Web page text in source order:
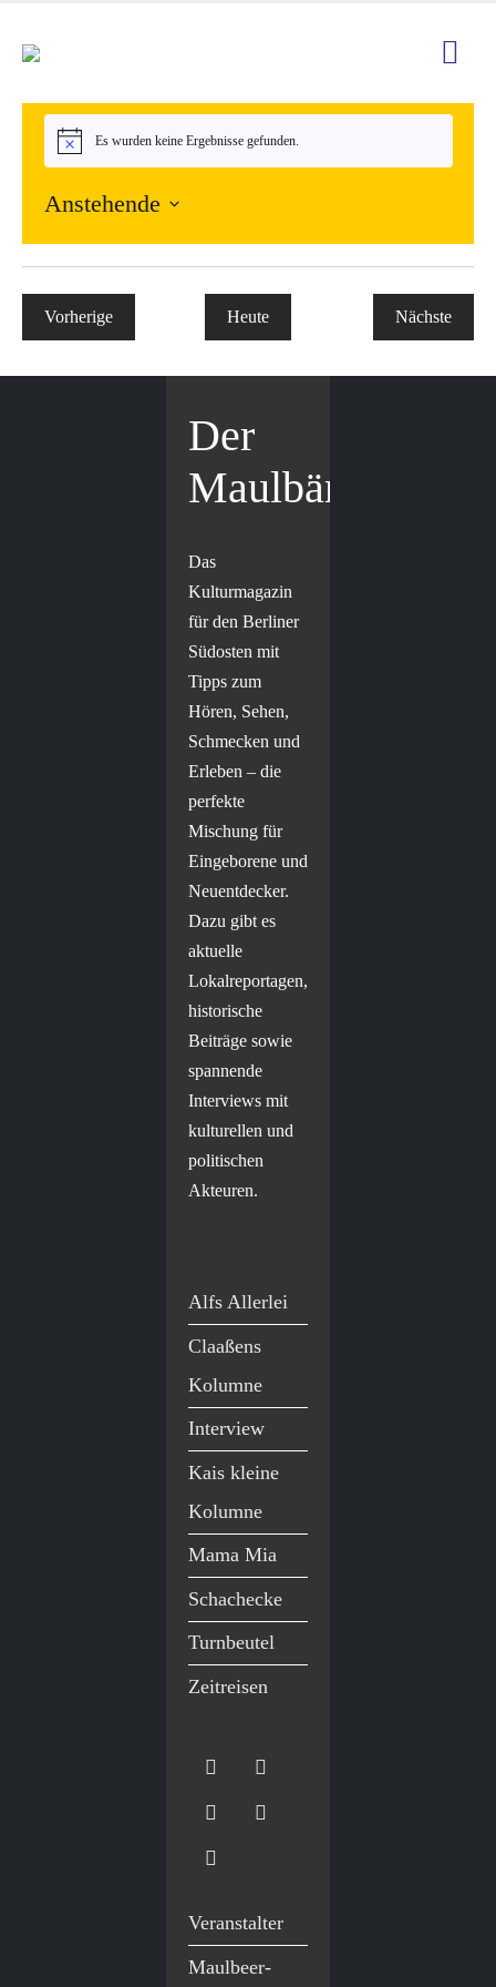
HinweisEs wurden keine Ergebnisse gefunden.
Anstehende
wählen.
Vorherige
Veranstaltungen
Heute
Nächste
Der
Maulbär
Das
Kulturmagazin
für den Berliner
Südosten mit
Tipps zum
Hören, Sehen,
Schmecken und
Erleben – die
perfekte
Mischung für
Eingeborene und
Neuentdecker.
Dazu gibt es
aktuelle
Lokalreportagen,
historische
Beiträge sowie
spannende
Interviews mit
kulturellen und
politischen
Akteuren.
Alfs Allerlei
Claaßens
Kolumne
Interview
Kais kleine
Kolumne
Mama Mia
Schachecke
Turnbeutel
Zeitreisen
Veranstalter
Maulbeer-